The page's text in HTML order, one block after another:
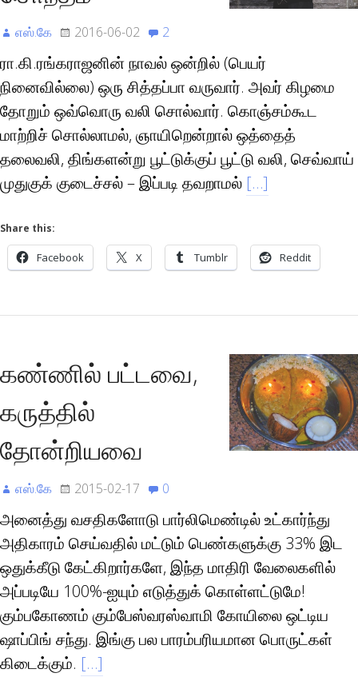
எஸ்.கே 2016-06-02 2
ரா.கி.ரங்கராஜனின் நாவல் ஒன்றில் (பெயர்
நினைவில்லை) ஒரு சித்தப்பா வருவார். அவர் கிழமை
தோறும் ஒவ்வொரு வலி சொல்வார். கொஞ்சம்கூட
மாற்றிச் சொல்லாமல், ஞாயிறென்றால் ஒத்தைத்
தலைவலி, திங்களன்று பூட்டுக்குப் பூட்டு வலி, செவ்வாய்
முதுகுக் குடைச்சல் – இப்படி தவறாமல் […]
Share this:
Facebook X Tumblr Reddit
கண்ணில் பட்டவை,
கருத்தில்
தோன்றியவை
எஸ்.கே 2015-02-17 0
அனைத்து வசதிகளோடு பார்லிமெண்டில் உட்கார்ந்து
அதிகாரம் செய்வதில் மட்டும் பெண்களுக்கு 33% இட
ஒதுக்கீடு கேட்கிறார்களே, இந்த மாதிரி வேலைகளில்
அப்படியே 100%-ஐயும் எடுத்துக் கொள்ளட்டுமே!
கும்பகோணம் கும்பேஸ்வரஸ்வாமி கோயிலை ஒட்டிய
ஷாப்பிங் சந்து. இங்கு பல பாரம்பரியமான பொருட்கள்
கிடைக்கும். […]